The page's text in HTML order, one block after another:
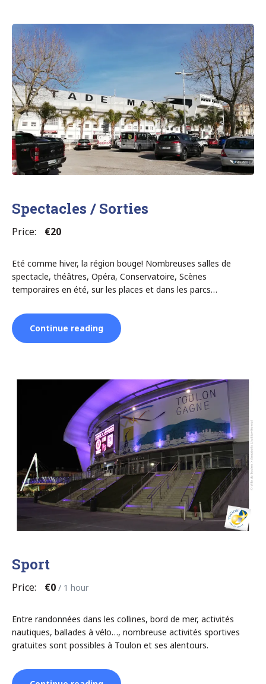
Spectacles / Sorties
Price: €20
Eté comme hiver, la région bouge! Nombreuses salles de
spectacle, théâtres, Opéra, Conservatoire, Scènes
temporaires en été, sur les places et dans les parcs…
Continue reading“Spectacles
Sorties”
Sport
Price: €0 / 1 hour
Entre randonnées dans les collines, bord de mer, activités
nautiques, ballades à vélo…, nombreuse activités sportives
gratuites sont possibles à Toulon et ses alentours.